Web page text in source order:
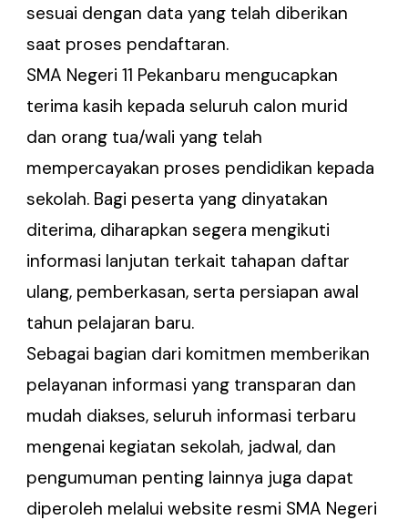
sesuai dengan data yang telah diberikan
saat proses pendaftaran.
SMA Negeri 11 Pekanbaru mengucapkan
terima kasih kepada seluruh calon murid
dan orang tua/wali yang telah
mempercayakan proses pendidikan kepada
sekolah. Bagi peserta yang dinyatakan
diterima, diharapkan segera mengikuti
informasi lanjutan terkait tahapan daftar
ulang, pemberkasan, serta persiapan awal
tahun pelajaran baru.
Sebagai bagian dari komitmen memberikan
pelayanan informasi yang transparan dan
mudah diakses, seluruh informasi terbaru
mengenai kegiatan sekolah, jadwal, dan
pengumuman penting lainnya juga dapat
diperoleh melalui website resmi SMA Negeri